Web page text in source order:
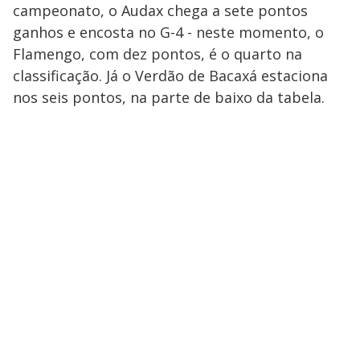
campeonato, o Audax chega a sete pontos
ganhos e encosta no G-4 - neste momento, o
Flamengo, com dez pontos, é o quarto na
classificação. Já o Verdão de Bacaxá estaciona
nos seis pontos, na parte de baixo da tabela.